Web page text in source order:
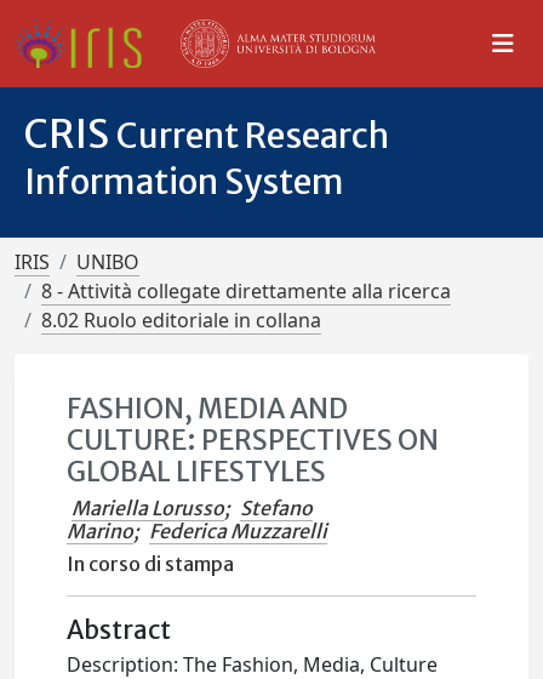
CRIS Current Research
Information System
IRIS
UNIBO
8 - Attività collegate direttamente alla ricerca
8.02 Ruolo editoriale in collana
FASHION, MEDIA AND
CULTURE: PERSPECTIVES ON
GLOBAL LIFESTYLES
Mariella Lorusso; Stefano
Marino; Federica Muzzarelli
In corso di stampa
Abstract
Description: The Fashion, Media, Culture